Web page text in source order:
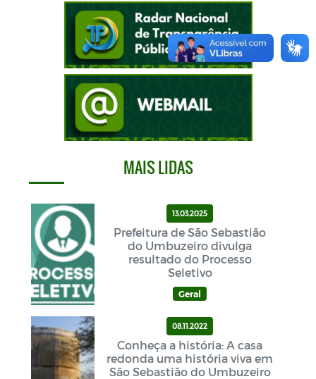
MAIS LIDAS
13.03.2025
Prefeitura de São Sebastião
do Umbuzeiro divulga
resultado do Processo
Seletivo
Geral
08.11.2022
Conheça a história: A casa
redonda uma história viva em
São Sebastião do Umbuzeiro